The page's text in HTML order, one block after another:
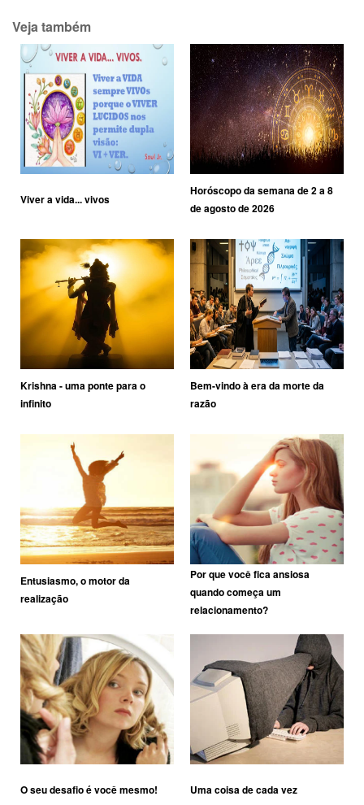
Veja também
Viver a vida... vivos
Horóscopo da semana de 2 a 8
de agosto de 2026
Krishna - uma ponte para o
infinito
Bem-vindo à era da morte da
razão
Entusiasmo, o motor da
realização
Por que você fica ansiosa
quando começa um
relacionamento?
O seu desafio é você mesmo! Uma coisa de cada vez